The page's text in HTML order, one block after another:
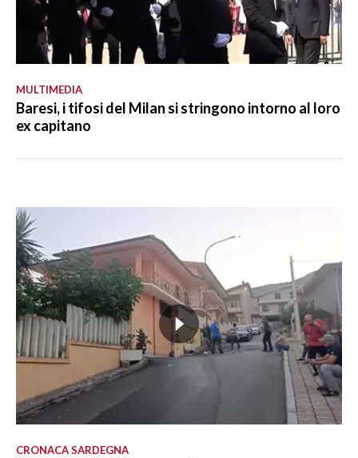
MULTIMEDIA
Baresi, i tifosi del Milan si stringono intorno al loro
ex capitano
CRONACA SARDEGNA